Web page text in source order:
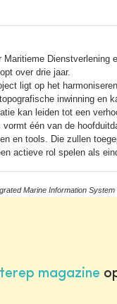
Maritieme
over drie jaar.
ligt op het
inwinning en
kan leiden tot een
één van de
en tools. Die zullen
actieve rol spelen als
Marine Information System
magazine